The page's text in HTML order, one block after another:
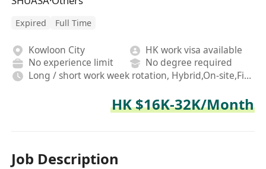
Expired Full Time
Kowloon City
HK work visa available
No experience limit
No degree required
Long / short work week rotation, Hybrid,On-site,Fixed, Rotating shifts
HK $16K-32K/Month
Job Description